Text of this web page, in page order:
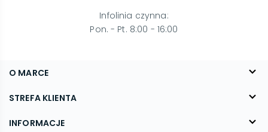
O MARCE
O nas
Blog
STREFA KLIENTA
FAQ
INFORMACJE
Infolinia czynna:
Pon. - Pt. 8:00 - 16:00